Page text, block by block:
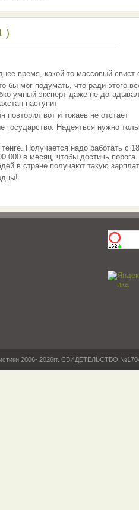
)
время, какой-то массовый свист
мог подумать, что ради этого
умный эксперт даже не
наступит
повторил вот и токаев не отстает
государство. Надеяться нужно
Получается надо работать с
000 в месяц, чтобы достичь порога
в стране получают такую
2006- 2026гг. СВИДЕТЕЛЬСТВО